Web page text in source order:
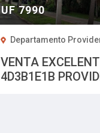
UF 7990
Departamento
VENTA
4D3B1E1B